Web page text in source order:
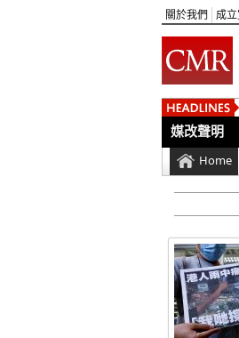
關於我們 成
媒改聲明
Home